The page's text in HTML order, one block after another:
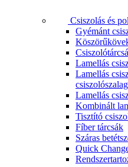
Csiszolás és
Gyémánt
Lamellás
Lamellás
Lamellás
Kombinált
Tisztító
Fíber tárcsák
Száras
Quick